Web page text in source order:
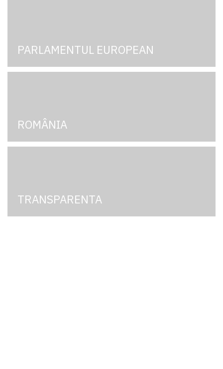
PARLAMENTUL EUROPEAN
ROMÂNIA
TRANSPARENTA